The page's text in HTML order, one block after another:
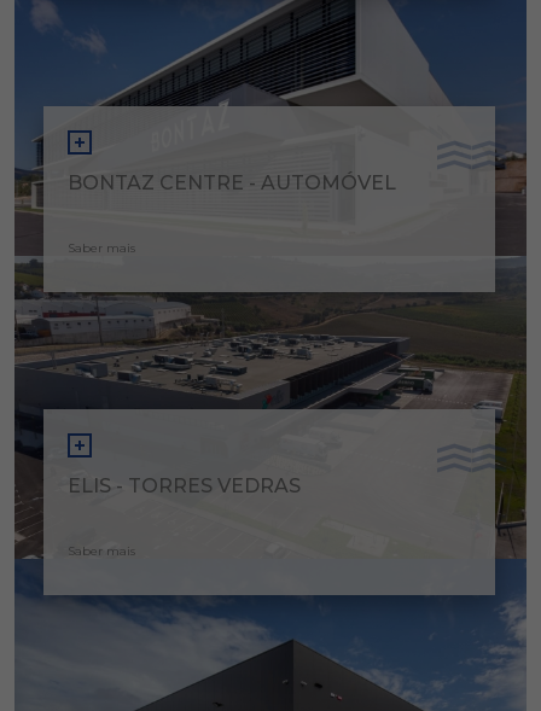
BONTAZ CENTRE - AUTOMÓVEL
Saber mais
ELIS - TORRES VEDRAS
Saber mais